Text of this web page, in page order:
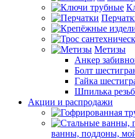
Метизы
Анкер
Болт
Гайка
Шпилька
Акции и распродажи
ванны, поддоны,